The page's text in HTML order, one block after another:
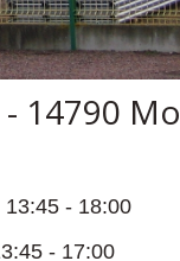
14790
- 18:00
- 17:00